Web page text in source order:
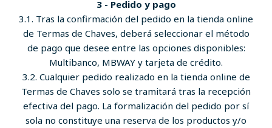
3 - Pedido y pago
3.1. Tras la confirmación del pedido en la tienda online
de Termas de Chaves, deberá seleccionar el método
de pago que desee entre las opciones disponibles:
Multibanco, MBWAY y tarjeta de crédito.
3.2. Cualquier pedido realizado en la tienda online de
Termas de Chaves solo se tramitará tras la recepción
efectiva del pago. La formalización del pedido por sí
sola no constituye una reserva de los productos y/o